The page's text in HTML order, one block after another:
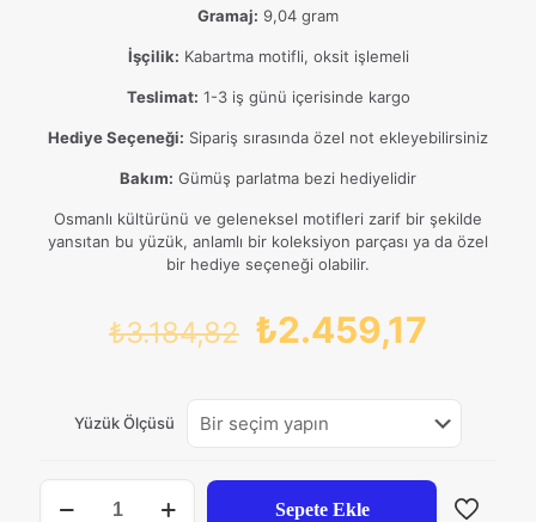
Gramaj: 9,04 gram
İşçilik: Kabartma motifli, oksit işlemeli
Teslimat: 1-3 iş günü içerisinde kargo
Hediye Seçeneği: Sipariş sırasında özel not ekleyebilirsiniz
Bakım: Gümüş parlatma bezi hediyelidir
Osmanlı kültürünü ve geleneksel motifleri zarif bir şekilde
yansıtan bu yüzük, anlamlı bir koleksiyon parçası ya da özel
bir hediye seçeneği olabilir.
₺3.184,82 Orijinal
₺3.184,82.
₺2.459,17
fiyat:
Yüzük Ölçüsü
Tuğralı
Sepete Ekle